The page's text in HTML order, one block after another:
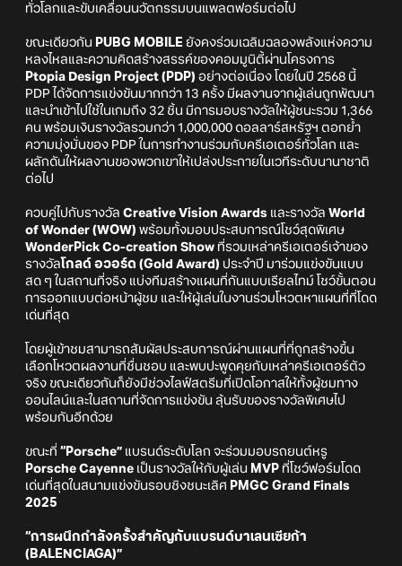
ทั่วโลกและขับเคลื่อนนวัตกรรมบนแพลตฟอร์มต่อไป
ขณะเดียวกัน PUBG MOBILE ยังคงร่วมเฉลิมฉลองพลังแห่งความ
หลงไหลและความคิดสร้างสรรค์ของคอมมูนิตี้ผ่านโครงการ
Ptopia Design Project (PDP) อย่างต่อเนื่อง โดยในปี 2568 นี้
PDP ได้จัดการแข่งขันมากกว่า 13 ครั้ง มีผลงานจากผู้เล่นถูกพัฒนา
และนำเข้าไปใช้ในเกมถึง 32 ชิ้น มีการมอบรางวัลให้ผู้ชนะรวม 1,366
คน พร้อมเงินรางวัลรวมกว่า 1,000,000 ดอลลาร์สหรัฐฯ ตอกย้ำ
ความมุ่งมั่นของ PDP ในการทำงานร่วมกับครีเอเตอร์ทั่วโลก และ
ผลักดันให้ผลงานของพวกเขาให้เปล่งประกายในเวทีระดับนานาชาติ
ต่อไป
ควบคู่ไปกับรางวัล Creative Vision Awards และรางวัล World
of Wonder (WOW) พร้อมทั้งมอบประสบการณ์โชว์สุดพิเศษ
WonderPick Co-creation Show ที่รวมเหล่าครีเอเตอร์เจ้าของ
รางวัลโกลด์ อวอร์ด (Gold Award) ประจำปี มาร่วมแข่งขันแบบ
สด ๆ ในสถานที่จริง แบ่งทีมสร้างแผนที่กันแบบเรียลไทม์ โชว์ขั้นตอน
การออกแบบต่อหน้าผู้ชม และให้ผู้เล่นในงานร่วมโหวตหาแผนที่ที่โดด
เด่นที่สุด
โดยผู้เข้าชมสามารถสัมผัสประสบการณ์ผ่านแผนที่ที่ถูกสร้างขึ้น
เลือกโหวตผลงานที่ชื่นชอบ และพบปะพูดคุยกับเหล่าครีเอเตอร์ตัว
จริง ขณะเดียวกันก็ยังมีช่วงไลฟ์สตรีมที่เปิดโอกาสให้ทั้งผู้ชมทาง
ออนไลน์และในสถานที่จัดการแข่งขัน ลุ้นรับของรางวัลพิเศษไป
พร้อมกันอีกด้วย
ขณะที่ “Porsche” แบรนด์ระดับโลก จะร่วมมอบรถยนต์หรู
Porsche Cayenne เป็นรางวัลให้กับผู้เล่น MVP ที่โชว์ฟอร์มโดด
เด่นที่สุดในสนามแข่งขันรอบชิงชนะเลิศ PMGC Grand Finals
2025
“การผนึกกำลังครั้งสำคัญกับแบรนด์บาเลนเซียก้า
(BALENCIAGA)”